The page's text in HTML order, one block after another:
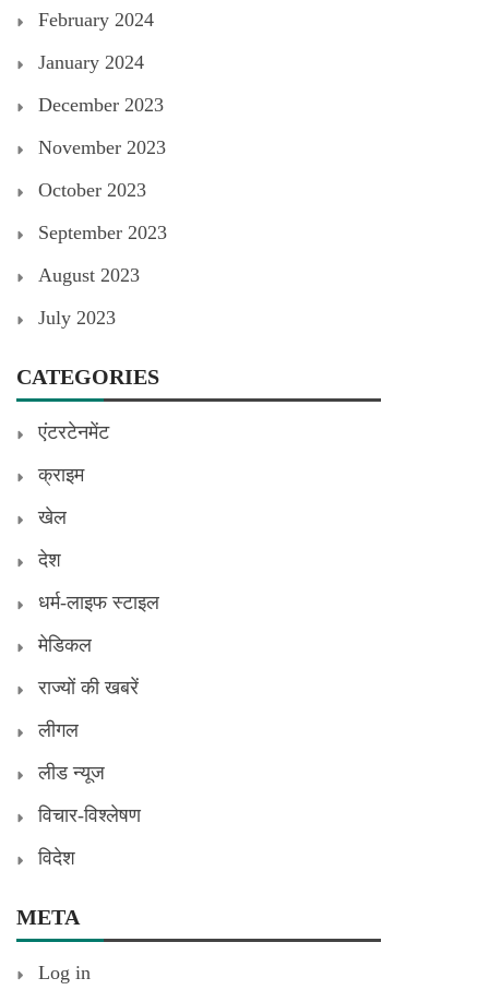
February 2024
January 2024
December 2023
November 2023
October 2023
September 2023
August 2023
July 2023
CATEGORIES
एंटरटेनमेंट
क्राइम
खेल
देश
धर्म-लाइफ स्टाइल
मेडिकल
राज्यों की खबरें
लीगल
लीड न्यूज
विचार-विश्लेषण
विदेश
META
Log in